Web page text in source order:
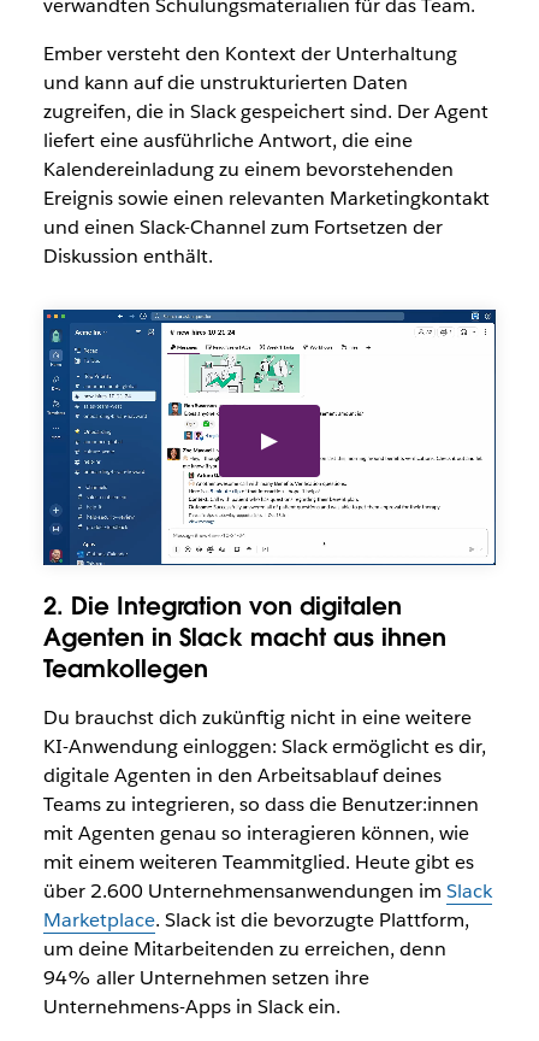
verwandten Schulungsmaterialien für das Team.
Ember versteht den Kontext der Unterhaltung
und kann auf die unstrukturierten Daten
zugreifen, die in Slack gespeichert sind. Der Agent
liefert eine ausführliche Antwort, die eine
Kalendereinladung zu einem bevorstehenden
Ereignis sowie einen relevanten Marketingkontakt
und einen Slack-Channel zum Fortsetzen der
Diskussion enthält.
2. Die Integration von digitalen
Agenten in Slack macht aus ihnen
Teamkollegen
Du brauchst dich zukünftig nicht in eine weitere
KI-Anwendung einloggen: Slack ermöglicht es dir,
digitale Agenten in den Arbeitsablauf deines
Teams zu integrieren, so dass die Benutzer:innen
mit Agenten genau so interagieren können, wie
mit einem weiteren Teammitglied. Heute gibt es
über 2.600 Unternehmensanwendungen im Slack
Marketplace. Slack ist die bevorzugte Plattform,
um deine Mitarbeitenden zu erreichen, denn
94% aller Unternehmen setzen ihre
Unternehmens-Apps in Slack ein.